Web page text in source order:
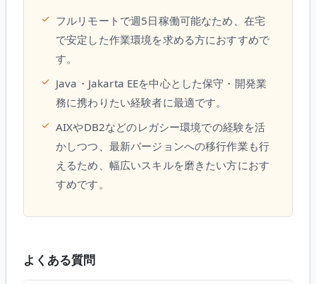
✓ フルリモートで週5日稼働可能なため、在宅
で安定した作業環境を求める方におすすめで
す。
✓ Java・Jakarta EEを中心とした保守・開発業
務に携わりたい経験者に最適です。
✓ AIXやDB2などのレガシー環境での経験を活
かしつつ、最新バージョンへの移行作業も行
えるため、幅広いスキルを磨きたい方におす
すめです。
よくある質問